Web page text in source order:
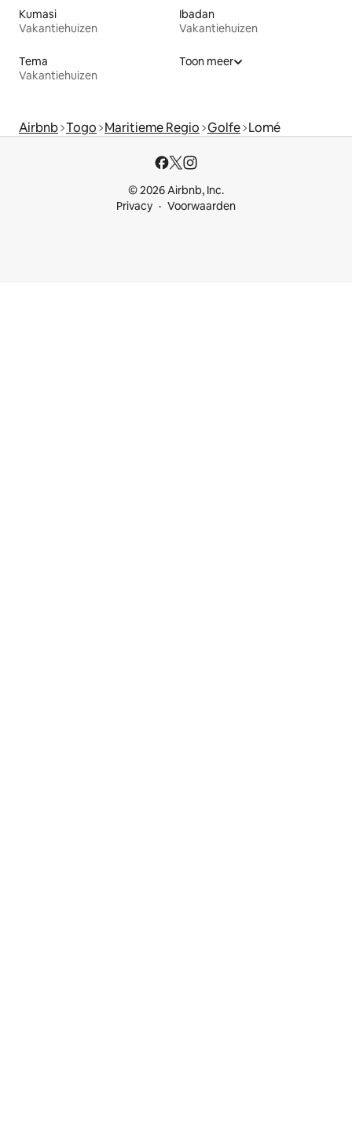
Kumasi
Vakantiehuizen
Ibadan
Vakantiehuizen
Tema
Vakantiehuizen
Toon meer
Airbnb Togo Maritieme Regio Golfe Lomé
© 2026 Airbnb, Inc.
Privacy
Voorwaarden